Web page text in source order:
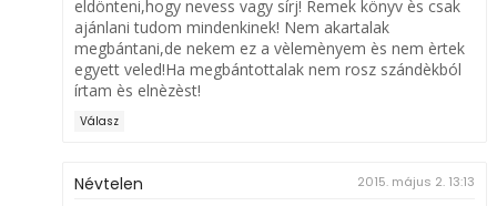
eldönteni,hogy nevess vagy sírj! Remek könyv ès csak
ajánlani tudom mindenkinek! Nem akartalak
megbántani,de nekem ez a vèlemènyem ès nem èrtek
egyett veled!Ha megbántottalak nem rosz szándèkból
írtam ès elnèzèst!
Válasz
Névtelen 2015. május 2. 13:13